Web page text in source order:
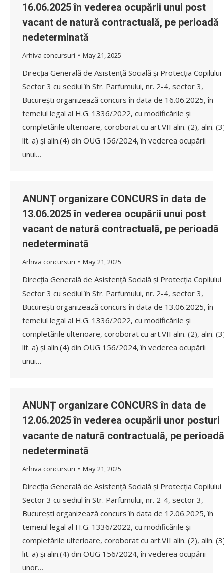
16.06.2025 în vederea ocupării unui post
vacant de natură contractuală, pe perioadă
nedeterminată
Arhiva concursuri May 21, 2025
Direcția Generală de Asistență Socială și Protecția Copilului
Sector 3 cu sediul în Str. Parfumului, nr. 2-4, sector 3,
București organizează concurs în data de 16.06.2025, în
temeiul legal al H.G. 1336/2022, cu modificările și
completările ulterioare, coroborat cu art.VII alin. (2), alin.
lit. a) și alin.(4) din OUG 156/2024, în vederea ocupării
unui…
ANUNȚ organizare CONCURS în data de
13.06.2025 în vederea ocupării unui post
vacant de natură contractuală, pe perioadă
nedeterminată
Arhiva concursuri May 21, 2025
Direcția Generală de Asistență Socială și Protecția Copilului
Sector 3 cu sediul în Str. Parfumului, nr. 2-4, sector 3,
București organizează concurs în data de 13.06.2025, în
temeiul legal al H.G. 1336/2022, cu modificările și
completările ulterioare, coroborat cu art.VII alin. (2), alin.
lit. a) și alin.(4) din OUG 156/2024, în vederea ocupării
unui…
ANUNȚ organizare CONCURS în data de
12.06.2025 în vederea ocupării unor posturi
vacante de natură contractuală, pe perioadă
nedeterminată
Arhiva concursuri May 21, 2025
Direcția Generală de Asistență Socială și Protecția Copilului
Sector 3 cu sediul în Str. Parfumului, nr. 2-4, sector 3,
București organizează concurs în data de 12.06.2025, în
temeiul legal al H.G. 1336/2022, cu modificările și
completările ulterioare, coroborat cu art.VII alin. (2), alin.
lit. a) și alin.(4) din OUG 156/2024, în vederea ocupării
unor…